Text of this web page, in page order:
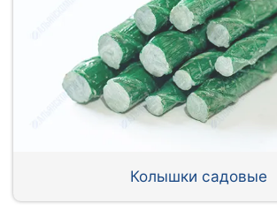
Колышки садовые